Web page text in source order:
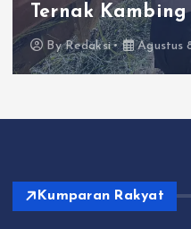
Warga
Agustus 8, 2026 4 views
Kumparan Rakyat